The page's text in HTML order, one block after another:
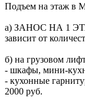
Подъем на этаж в
а) ЗАНОС НА 1
зависит от
б) на грузовом
- шкафы, мини-
- кухонные
2000 руб.